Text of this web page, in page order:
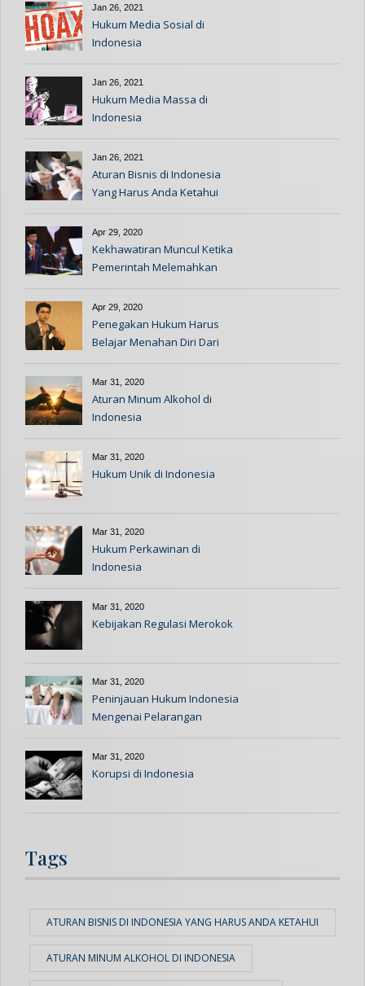
Jan 26, 2021
Hukum Media Sosial di
Indonesia
Jan 26, 2021
Hukum Media Massa di
Indonesia
Jan 26, 2021
Aturan Bisnis di Indonesia
Yang Harus Anda Ketahui
Apr 29, 2020
Kekhawatiran Muncul Ketika
Pemerintah Melemahkan
Apr 29, 2020
Penegakan Hukum Harus
Belajar Menahan Diri Dari
Mar 31, 2020
Aturan Minum Alkohol di
Indonesia
Mar 31, 2020
Hukum Unik di Indonesia
Mar 31, 2020
Hukum Perkawinan di
Indonesia
Mar 31, 2020
Kebijakan Regulasi Merokok
Mar 31, 2020
Peninjauan Hukum Indonesia
Mengenai Pelarangan
Mar 31, 2020
Korupsi di Indonesia
Tags
ATURAN BISNIS DI INDONESIA YANG HARUS ANDA KETAHUI
ATURAN MINUM ALKOHOL DI INDONESIA